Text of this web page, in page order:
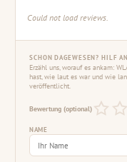
Could not load reviews.
SCHON DAGEWESEN? HILF
Erzähl uns, worauf es ankam:
hast, wie laut es war und wie
veröffentlicht.
Bewertung (optional)
NAME